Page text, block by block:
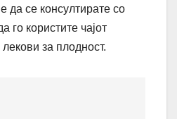
да се консултирате со
го користите чајот
за плодност.